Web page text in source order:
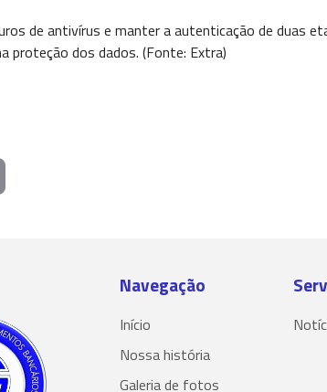
de antivírus e manter a autenticação de duas
proteção dos dados. (Fonte: Extra)
Navegação
Início
Nossa história
Galeria de fotos